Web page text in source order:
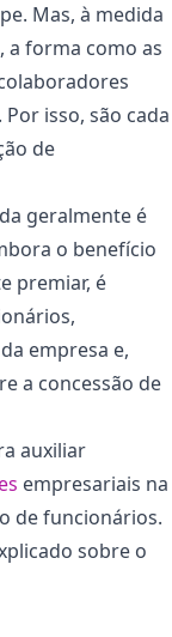
Mas, à medida
a forma como as
isso, são cada
de
geralmente é
o benefício
premiar, é
da empresa e,
a concessão de
auxiliar
empresariais na
de funcionários.
sobre o